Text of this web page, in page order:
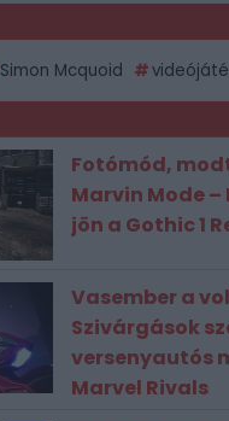
Simon Mcquoid
Fotómód,
Marvin Mode –
jön a Gothic 1
Vasember a
Szivárgások
versenyautós
Marvel Rivals